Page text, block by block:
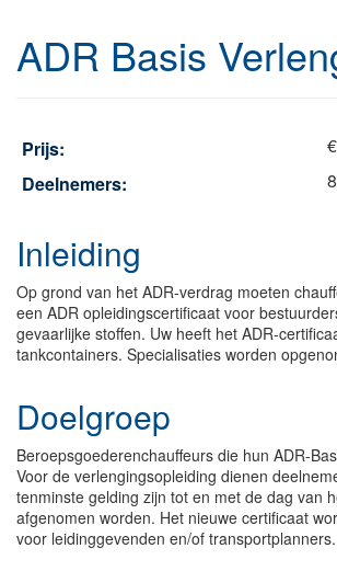
ADR Basis
Prijs:
Deelnemers:
Inleiding
Op grond van het ADR-verdrag moeten
een ADR opleidingscertificaat voor
gevaarlijke stoffen. Uw heeft het ADR-
tankcontainers. Specialisaties worden
Doelgroep
Beroepsgoederenchauffeurs die hun ADR-
Voor de verlengingsopleiding dienen
tenminste gelding zijn tot en met de dag van
afgenomen worden. Het nieuwe certificaat
voor leidinggevenden en/of transportplanners.